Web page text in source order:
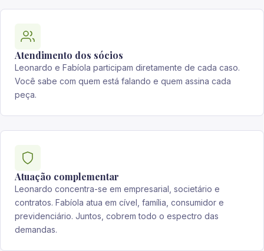
Atendimento dos sócios
Leonardo e Fabíola participam diretamente de cada caso.
Você sabe com quem está falando e quem assina cada
peça.
Atuação complementar
Leonardo concentra-se em empresarial, societário e
contratos. Fabíola atua em cível, família, consumidor e
previdenciário. Juntos, cobrem todo o espectro das
demandas.